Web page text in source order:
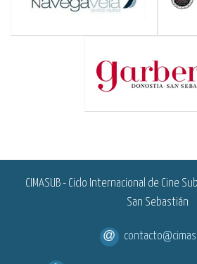
CIMASUB - Ciclo Internacional de Cine
San Sebastián